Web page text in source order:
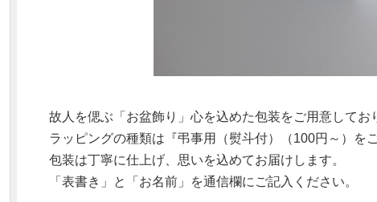
故人を偲ぶ「お盆飾り」心を込めた包装をご用意してお
ラッピングの種類は『弔事用（熨斗付）（100円～）を
包装は丁寧に仕上げ、思いを込めてお届けします。
「表書き」と「お名前」を通信欄にご記入ください。